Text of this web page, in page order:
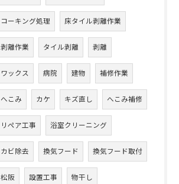
コーキング処理 床タイル剥離作業
剥離作業 タイル剥離 剥離
ワックス 病院 建物 補修作業
へこみ カケ キズ直し へこみ補修
リペア工事 浴室クリーニング
カビ除去 換気フード 換気フード取付
松阪 設置工事 物干し